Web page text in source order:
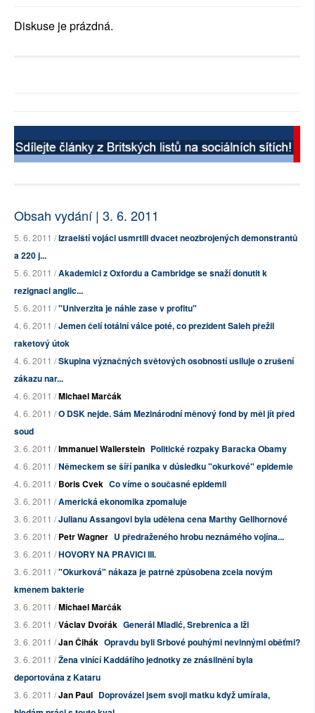
Diskuse je prázdná.
Obsah vydání | 3. 6. 2011
5. 6. 2011 /Izraelští vojáci usmrtili dvacet neozbrojených demonstrantů
a 220 j...
5. 6. 2011 /Akademici z Oxfordu a Cambridge se snaží donutit k
rezignaci anglic...
5. 6. 2011 /"Univerzita je náhle zase v profitu"
4. 6. 2011 /Jemen čelí totální válce poté, co prezident Saleh přežil
raketový útok
4. 6. 2011 /Skupina význačných světových osobností usiluje o zrušení
zákazu nar...
4. 6. 2011 /Michael Marčák
4. 6. 2011 /O DSK nejde. Sám Mezinárodní měnový fond by měl jít před
soud
3. 6. 2011 /Immanuel Wallerstein Politické rozpaky Baracka Obamy
4. 6. 2011 /Německem se šíří panika v dúsledku "okurkové" epidemie
4. 6. 2011 /Boris Cvek Co víme o současné epidemii
3. 6. 2011 /Americká ekonomika zpomaluje
3. 6. 2011 /Julianu Assangovi byla udělena cena Marthy Gellhornové
3. 6. 2011 /Petr Wagner U předraženého hrobu neznámého vojína...
3. 6. 2011 /HOVORY NA PRAVICI III.
3. 6. 2011 /"Okurková" nákaza je patrně způsobena zcela novým
kmenem bakterie
3. 6. 2011 /Michael Marčák
3. 6. 2011 /Václav Dvořák Generál Mladić, Srebrenica a lži
3. 6. 2011 /Jan Čihák Opravdu byli Srbové pouhými nevinnými oběťmi?
3. 6. 2011 /Žena vinící Kaddáfího jednotky ze znásilnění byla
deportována z Kataru
3. 6. 2011 /Jan Paul Doprovázel jsem svoji matku když umírala,